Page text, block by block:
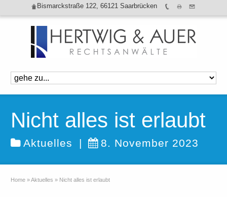
Bismarckstraße 122, 66121 Saarbrücken
Nicht alles ist erlaubt
Aktuelles | 8. November 2023
Home »Aktuelles » Nicht alles ist erlaubt